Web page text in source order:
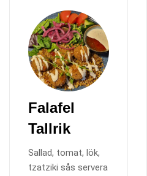
Falafel
Tallrik
Sallad, tomat, lök,
tzatziki sås servera